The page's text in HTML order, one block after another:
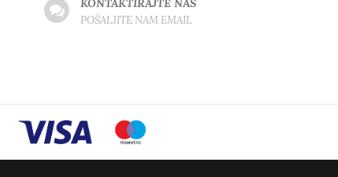
KONTAKTIRAJTE NAS
POŠALJITE NAM EMAIL